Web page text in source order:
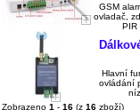
GSM
ovladač,
PIR
Hlavní
ovládání
Zobrazeno 1 - 16 (z 16 zboží)